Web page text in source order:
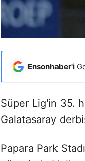
Ensonhaber'i
Süper Lig'in 35.
Galatasaray
Papara Park